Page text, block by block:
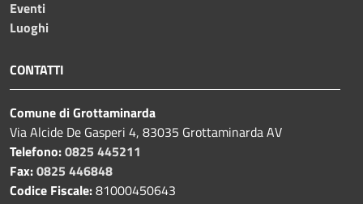
Eventi
Luoghi
CONTATTI
Comune di Grottaminarda
Via Alcide De Gasperi 4, 83035 Grottaminarda AV
Telefono:0825 445211
Fax:0825 446848
Codice Fiscale:81000450643